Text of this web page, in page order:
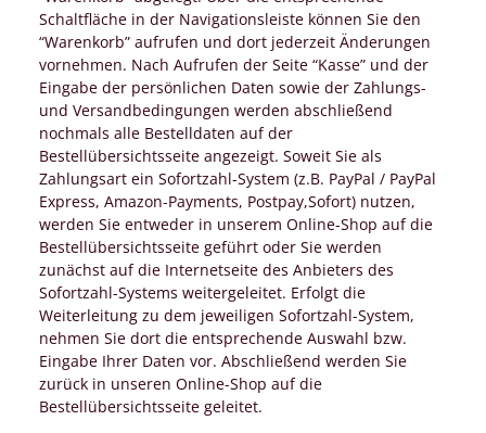
Schaltfläche in der Navigationsleiste können Sie den
“Warenkorb” aufrufen und dort jederzeit Änderungen
vornehmen. Nach Aufrufen der Seite “Kasse” und der
Eingabe der persönlichen Daten sowie der Zahlungs-
und Versandbedingungen werden abschließend
nochmals alle Bestelldaten auf der
Bestellübersichtsseite angezeigt. Soweit Sie als
Zahlungsart ein Sofortzahl-System (z.B. PayPal / PayPal
Express, Amazon-Payments, Postpay,Sofort) nutzen,
werden Sie entweder in unserem Online-Shop auf die
Bestellübersichtsseite geführt oder Sie werden
zunächst auf die Internetseite des Anbieters des
Sofortzahl-Systems weitergeleitet. Erfolgt die
Weiterleitung zu dem jeweiligen Sofortzahl-System,
nehmen Sie dort die entsprechende Auswahl bzw.
Eingabe Ihrer Daten vor. Abschließend werden Sie
zurück in unseren Online-Shop auf die
Bestellübersichtsseite geleitet.